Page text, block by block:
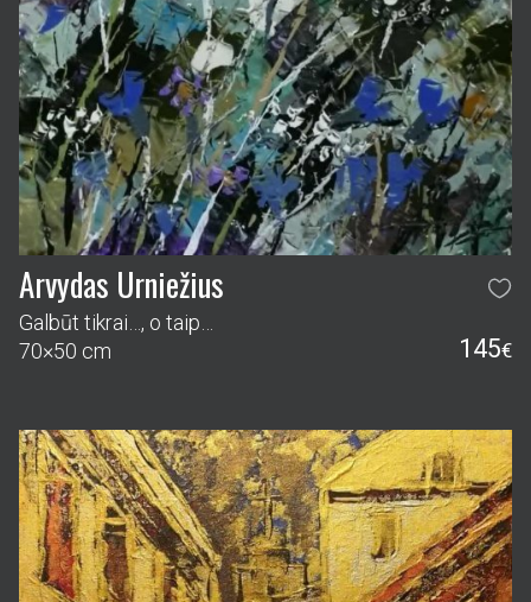
Arvydas Urniežius
Galbūt tikrai…, o taip…
70×50 cm
145€